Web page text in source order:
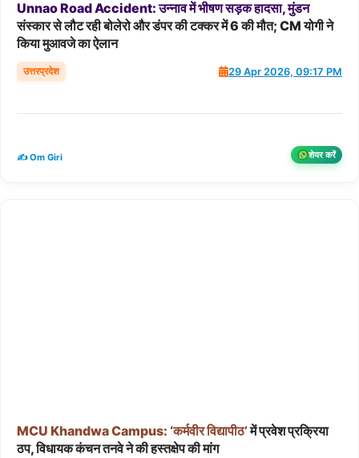
UnnaoRoadAccident: उन्नावमेंभीषणसड़कहादसा,मुंडन
संस्कार से लौट रही बोलेरो और डंपर की टक्कर में 6 की मौत; CM योगी ने
किया मुआवजे का ऐलान
उत्तरप्रदेश 29 Apr 2026, 09:17 PM
✍️ Om Giri शेयर करें
MCU KhandwaCampus: ‘कर्मवीरविद्यापीठ’में प्रवेश प्रक्रिया
ठप, विधायक कंचन तनवे ने की हस्तक्षेप की मांग